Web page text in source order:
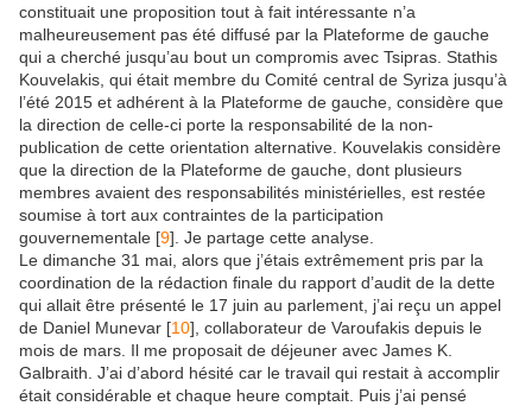
constituait une proposition tout à fait intéressante n’a
malheureusement pas été diffusé par la Plateforme de gauche
qui a cherché jusqu’au bout un compromis avec Tsipras. Stathis
Kouvelakis, qui était membre du Comité central de Syriza jusqu’à
l’été 2015 et adhérent à la Plateforme de gauche, considère que
la direction de celle-ci porte la responsabilité de la non-
publication de cette orientation alternative. Kouvelakis considère
que la direction de la Plateforme de gauche, dont plusieurs
membres avaient des responsabilités ministérielles, est restée
soumise à tort aux contraintes de la participation
gouvernementale [9] . Je partage cette analyse.
Le dimanche 31 mai, alors que j’étais extrêmement pris par la
coordination de la rédaction finale du rapport d’audit de la dette
qui allait être présenté le 17 juin au parlement, j’ai reçu un appel
de Daniel Munevar [10] , collaborateur de Varoufakis depuis le
mois de mars. Il me proposait de déjeuner avec James K.
Galbraith. J’ai d’abord hésité car le travail qui restait à accomplir
était considérable et chaque heure comptait. Puis j’ai pensé